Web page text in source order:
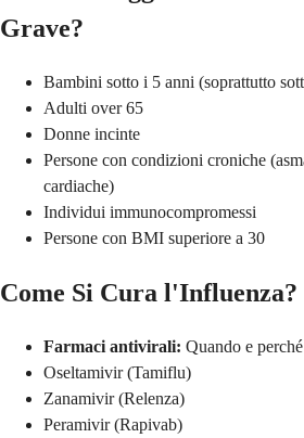
Grave?
Bambini sotto i 5 anni (soprattutto
Adulti over 65
Donne incinte
Persone con condizioni croniche
cardiache)
Individui immunocompromessi
Persone con BMI superiore a 30
Come Si Cura l'Influenza?
Farmaci antivirali: Quando e
Oseltamivir (Tamiflu)
Zanamivir (Relenza)
Peramivir (Rapivab)